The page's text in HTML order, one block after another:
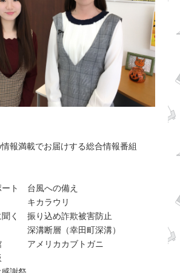
報満載でお届けする総合情報番組
ト 台風への備え
キカラウリ
く 振り込め詐欺被害防止
深溝断層（幸田町深溝）
アメリカカブトガニ